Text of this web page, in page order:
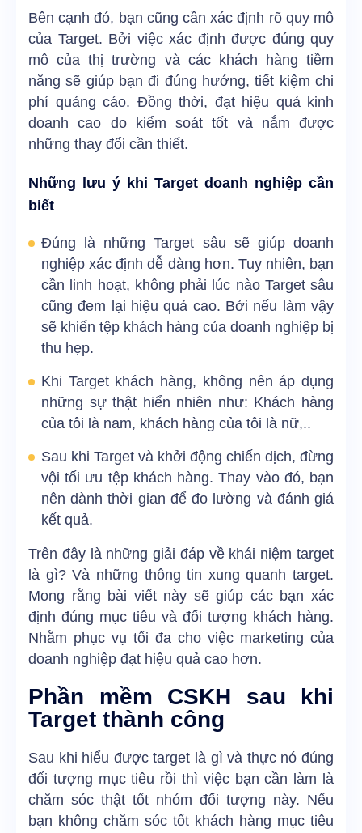
Bên cạnh đó, bạn cũng cần xác định rõ quy mô
của Target. Bởi việc xác định được đúng quy
mô của thị trường và các khách hàng tiềm
năng sẽ giúp bạn đi đúng hướng, tiết kiệm chi
phí quảng cáo. Đồng thời, đạt hiệu quả kinh
doanh cao do kiểm soát tốt và nắm được
những thay đổi cần thiết.
Những lưu ý khi Target doanh nghiệp cần
biết
Đúng là những Target sâu sẽ giúp doanh
nghiệp xác định dễ dàng hơn. Tuy nhiên, bạn
cần linh hoạt, không phải lúc nào Target sâu
cũng đem lại hiệu quả cao. Bởi nếu làm vậy
sẽ khiến tệp khách hàng của doanh nghiệp bị
thu hẹp.
Khi Target khách hàng, không nên áp dụng
những sự thật hiển nhiên như: Khách hàng
của tôi là nam, khách hàng của tôi là nữ,..
Sau khi Target và khởi động chiến dịch, đừng
vội tối ưu tệp khách hàng. Thay vào đó, bạn
nên dành thời gian để đo lường và đánh giá
kết quả.
Trên đây là những giải đáp về khái niệm target
là gì? Và những thông tin xung quanh target.
Mong rằng bài viết này sẽ giúp các bạn xác
định đúng mục tiêu và đối tượng khách hàng.
Nhằm phục vụ tối đa cho việc marketing của
doanh nghiệp đạt hiệu quả cao hơn.
Phần mềm CSKH sau khi
Target thành công
Sau khi hiểu được target là gì và thực nó đúng
đối tượng mục tiêu rồi thì việc bạn cần làm là
chăm sóc thật tốt nhóm đối tượng này. Nếu
bạn không chăm sóc tốt khách hàng mục tiêu